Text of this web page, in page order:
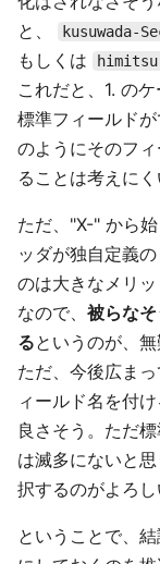
と、
kusuwada-
もしくは
これだと、1. の
標準フィールド
のようにそのフ
ることは考えにく
ただ、"X-" から
ッダが独自定義
のは大きなメリッ
なので、 被らな
るというのが、無
ただ、今後広ま
ィールド名を付け
良さそう。ただ
は滅多にないと
択するのがよろし
ということで、